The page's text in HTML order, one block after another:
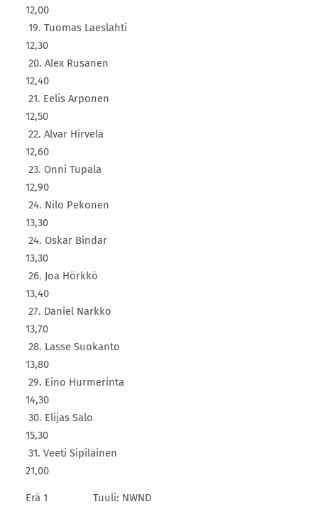
12,00
19. Tuomas Laeslahti
12,30
20. Alex Rusanen
12,40
21. Eelis Arponen
12,50
22. Alvar Hirvelä
12,60
23. Onni Tupala
12,90
24. Nilo Pekonen
13,30
24. Oskar Bindar
13,30
26. Joa Hörkkö
13,40
27. Daniel Narkko
13,70
28. Lasse Suokanto
13,80
29. Eino Hurmerinta
14,30
30. Elijas Salo
15,30
31. Veeti Sipiläinen
21,00
Erä 1 Tuuli: NWND